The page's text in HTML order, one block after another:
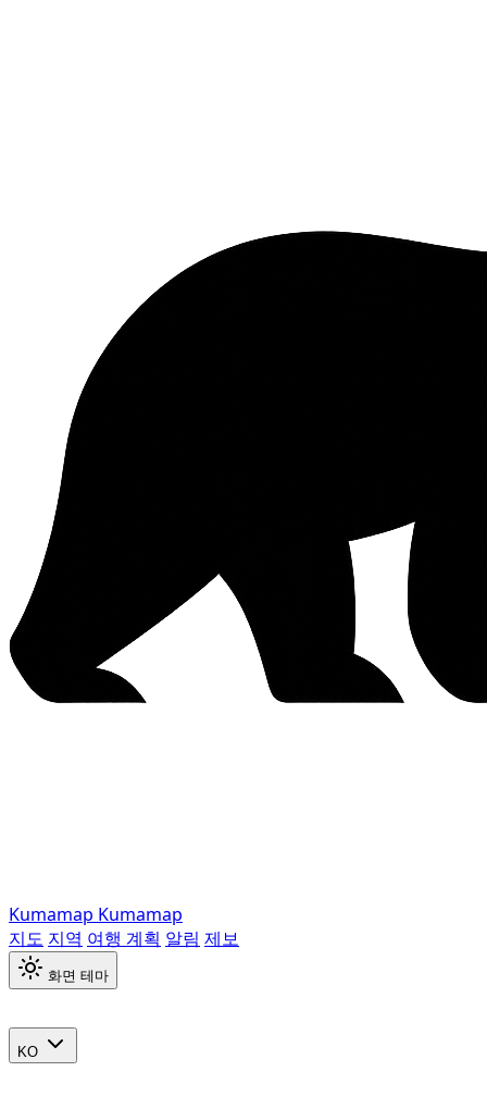
Kumamap Kumamap
지도 지역 여행 계획 알림 제보
화면 테마
KO